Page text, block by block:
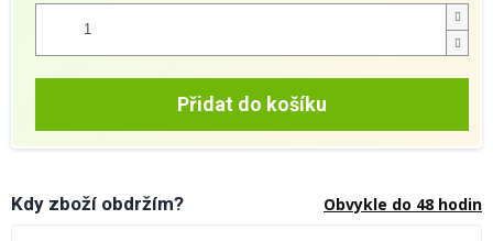
cena:
Přidat do košíku
Kdy zboží obdržím? Obvykle do 48 hodin